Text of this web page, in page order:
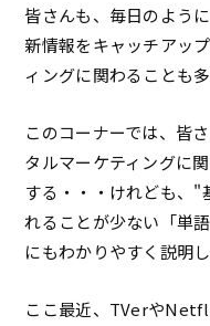
皆さんも、毎日のよう
新情報をキャッチアッ
ィングに関わることも
このコーナーでは、皆
タルマーケティングに
する・・・けれども、"
れることが少ない「単
にもわかりやすく説明し
ここ最近、TVerや